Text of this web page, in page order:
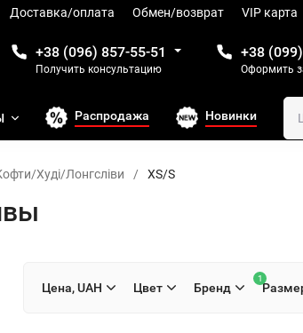
Доставка/оплата Обмен/возврат VIP карта
+38 (096) 857-55-51
Получить консультацию
+38
Оформить
Распродажа Новинки
Худі/Лонгсліви / XS/S
Цена, UAH Цвет Бренд
1